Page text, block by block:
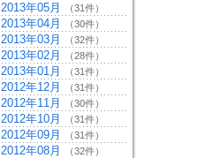
2013年05月 （31件）
2013年04月 （30件）
2013年03月 （32件）
2013年02月 （28件）
2013年01月 （31件）
2012年12月 （31件）
2012年11月 （30件）
2012年10月 （31件）
2012年09月 （31件）
2012年08月 （32件）